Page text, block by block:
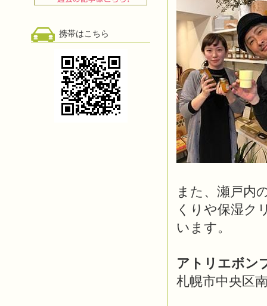
携帯はこちら
また、瀬戸内
くりや保湿ク
います。
アトリエボン
札幌市中央区